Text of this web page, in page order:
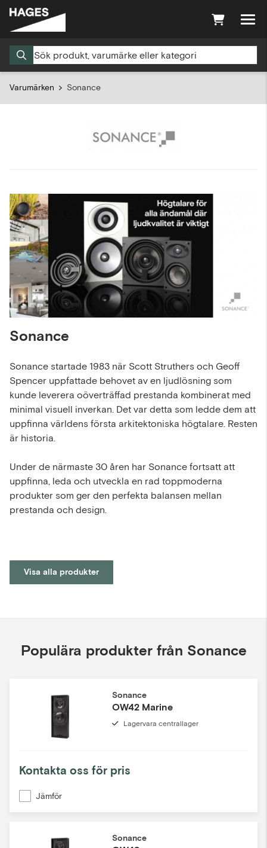
Varumärken Sonance
Sonance
Sonance startade 1983 när Scott Struthers och Geoff
Spencer uppfattade behovet av en ljudlösning som
kunde leverera oöverträffad prestanda kombinerat med
minimal visuell inverkan. Det var detta som ledde dem att
uppfinna världens första arkitektoniska högtalare. Resten
är historia.
Under de närmaste 30 åren har Sonance fortsatt att
uppfinna, leda och utveckla en rad toppmoderna
produkter som ger den perfekta balansen mellan
prestanda och design.
Visa alla produkter
Populära produkter från Sonance
Sonance
OW42 Marine
Lagervara centrallager
Kontakta oss för pris
Jämför
Sonance